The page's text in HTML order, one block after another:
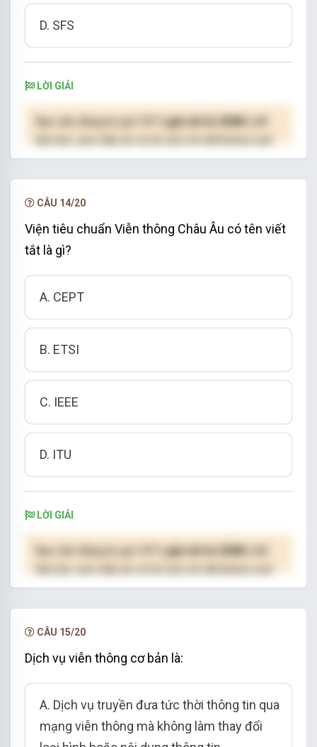
D. SFS
LỜI GIẢI
( giá chỉ từ 250K )
hạn.
CÂU 14/20
Viện tiêu chuẩn Viễn thông Châu Âu có tên viết
tắt là gì?
A. CEPT
B. ETSI
C. IEEE
D. ITU
LỜI GIẢI
( giá chỉ từ 250K )
hạn.
CÂU 15/20
Dịch vụ viễn thông cơ bản là:
A. Dịch vụ truyền đưa tức thời thông tin qua
mạng viễn thông mà không làm thay đổi